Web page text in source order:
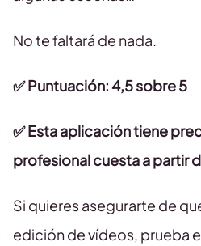
No te faltará de nada.
✅ Puntuación: 4,5 sobre 5
✅Esta aplicación tiene
profesional cuesta a partir
Si quieres asegurarte de
edición de vídeos, prueba